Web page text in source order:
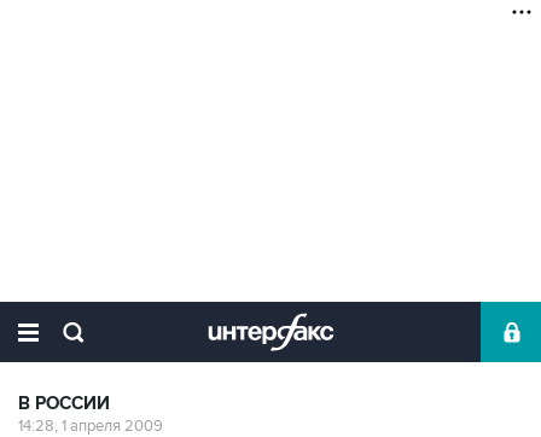
В РОССИИ
14:28, 1 апреля 2009